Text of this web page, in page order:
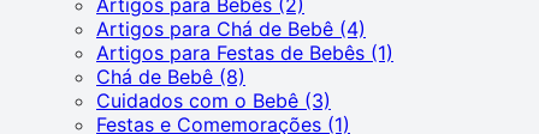
Artigos para Chá de Bebê (4)
Artigos para Festas de Bebês (1)
Chá de Bebê (8)
Cuidados com o Bebê (3)
Festas e Comemorações (1)